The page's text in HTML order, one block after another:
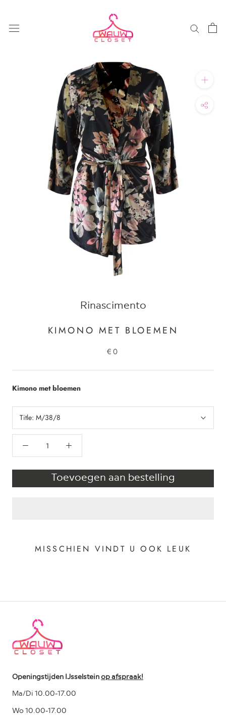
Rinascimento
KIMONO MET BLOEMEN
€0
Kimono met bloemen
Title: M/38/8
Toevoegen aan bestelling
MISSCHIEN VINDT U OOK LEUK
Openingstijden IJsselsteinop afspraak!
Ma/Di 10.00-17.00
Wo 10.00-17.00